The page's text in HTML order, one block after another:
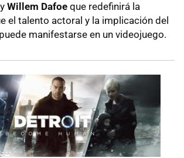
y Willem Dafoe que redefinirá la
el talento actoral y la implicación del
manifestarse en un videojuego.